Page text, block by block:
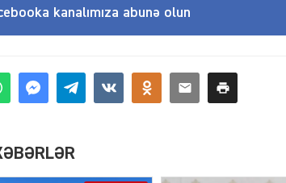
kanalımıza abunə olun